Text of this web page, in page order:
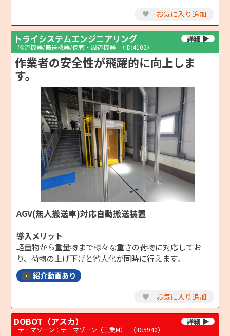
♥ お気に入り追加
トライシステムエンジニアリング
物流機器/搬送機器/保管・周辺機器 （ID:4102）
作業者の安全性が飛躍的に向上しま
す。
AGV(無人搬送車)対応自動搬送装置
導入メリット
軽量物から重量物まで様々な重さの荷物に対応してお
り、荷物の上げ下げと省人化が同時に行えます。
紹介動画あり
♥ お気に入り追加
DOBOT（アスカ）
テーマゾーン：テーマゾーン（工業M） （ID:5940）